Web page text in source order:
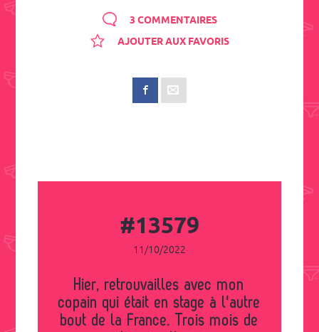
3 COMMENTAIRES
AJOUTER AUX FAVORIS
#13579
11/10/2022
Hier, retrouvailles avec mon
copain qui était en stage à l'autre
bout de la France. Trois mois de